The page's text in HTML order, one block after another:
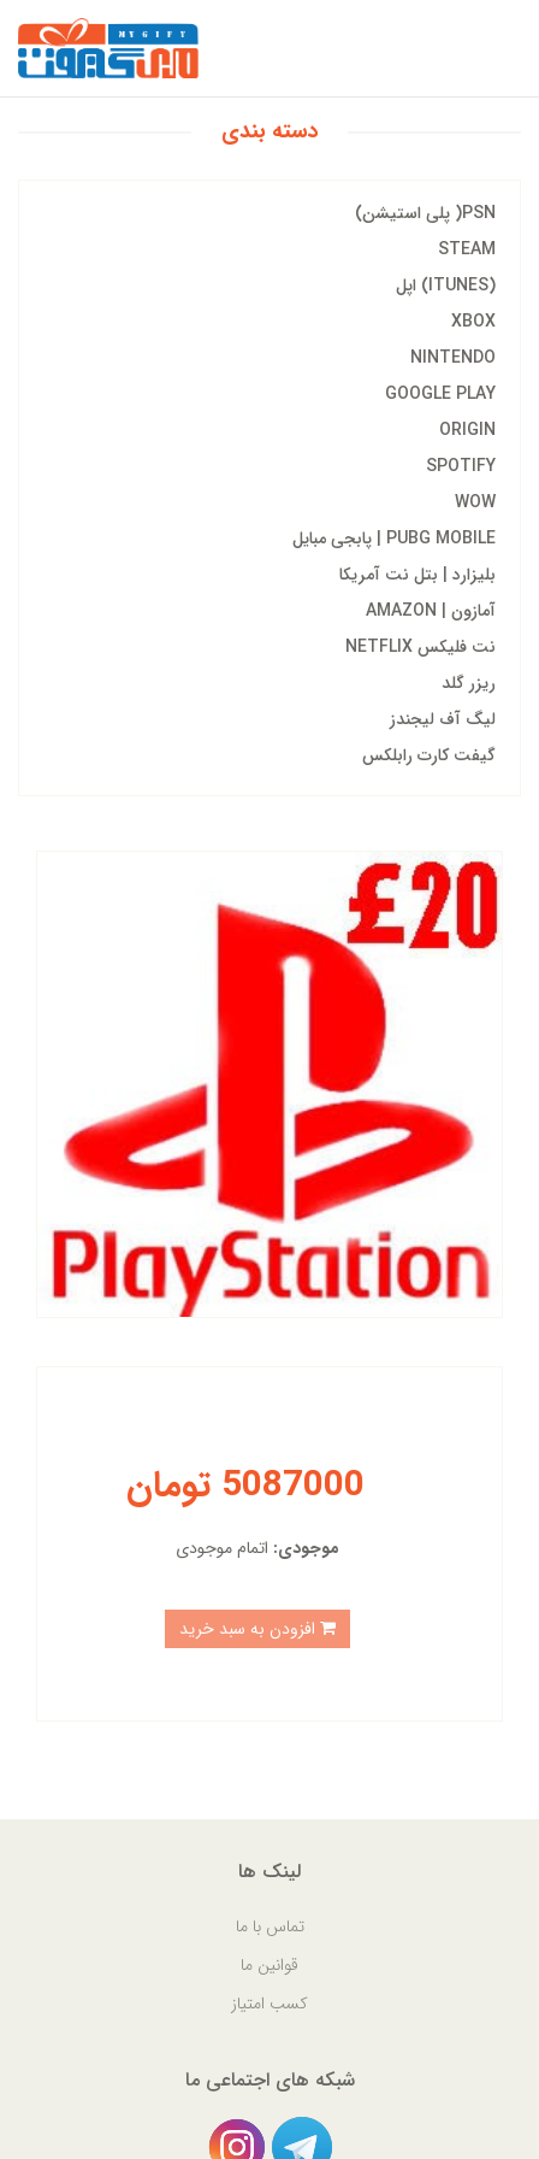
دسته بندی
PSN( پلی استیشن)
STEAM
(ITUNES) اپل
XBOX
NINTENDO
GOOGLE PLAY
ORIGIN
SPOTIFY
WOW
PUBG MOBILE | پابجی مبایل
بلیزارد | بتل نت آمریکا
آمازون | AMAZON
نت فلیکس NETFLIX
ریزر گلد
لیگ آف لیجندز
گیفت کارت رابلکس
5087000 تومان
موجودی: اتمام موجودی
افزودن به سبد خرید
لینک ها
تماس با ما
قوانین ما
کسب امتیاز
شبکه های اجتماعی ما